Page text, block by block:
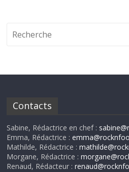
Contacts
Sabine, Rédactrice en chef :
Emma, Rédactrice :
Mathilde, Rédactrice :
Morgane, Rédactrice :
Renaud, Rédacteur :